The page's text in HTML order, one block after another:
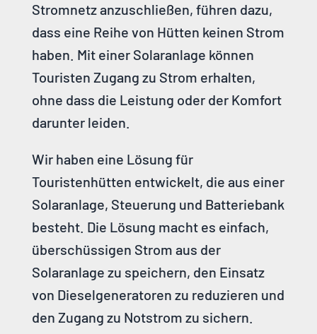
Stromnetz anzuschließen, führen dazu,
dass eine Reihe von Hütten keinen Strom
haben. Mit einer Solaranlage können
Touristen Zugang zu Strom erhalten,
ohne dass die Leistung oder der Komfort
darunter leiden.
Wir haben eine Lösung für
Touristenhütten entwickelt, die aus einer
Solaranlage, Steuerung und Batteriebank
besteht. Die Lösung macht es einfach,
überschüssigen Strom aus der
Solaranlage zu speichern, den Einsatz
von Dieselgeneratoren zu reduzieren und
den Zugang zu Notstrom zu sichern.